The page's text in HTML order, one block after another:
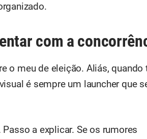
com a
o meu de eleição. Aliás, quando
é sempre um launcher que
a explicar. Se os rumores